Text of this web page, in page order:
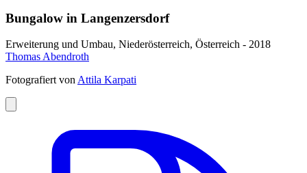
Bungalow in Langenzersdorf
Erweiterung und Umbau, Niederösterreich, Österreich - 2018
Thomas Abendroth
Fotografiert vonAttila Karpati